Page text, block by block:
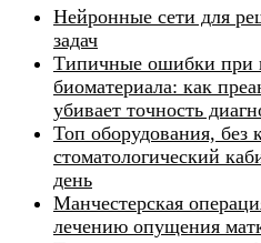
Нейронные сети для
задач
Типичные ошибки при
биоматериала: как
убивает точность
Топ оборудования, без
стоматологический
день
Манчестерская
лечению опущения